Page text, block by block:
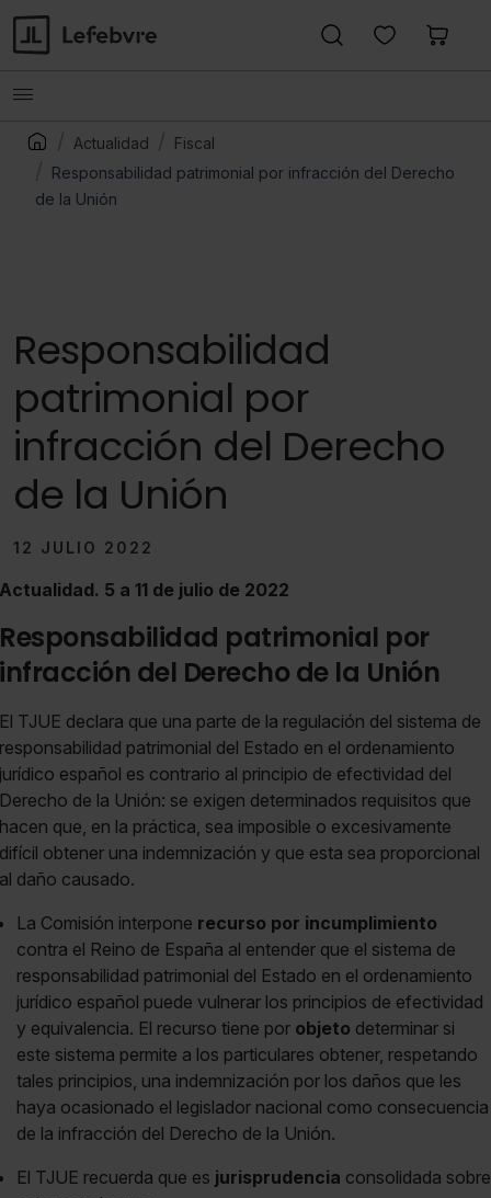
Actualidad
Fiscal
Responsabilidad patrimonial por infracción del Derecho
de la Unión
Responsabilidad
patrimonial por
infracción del Derecho
de la Unión
12 JULIO 2022
Actualidad. 5 a 11 de julio de 2022
Responsabilidad patrimonial por
infracción del Derecho de la Unión
El TJUE declara que una parte de la regulación del sistema de
responsabilidad patrimonial del Estado en el ordenamiento
jurídico español es contrario al principio de efectividad del
Derecho de la Unión: se exigen determinados requisitos que
hacen que, en la práctica, sea imposible o excesivamente
difícil obtener una indemnización y que esta sea proporcional
al daño causado.
La Comisión interpone recurso por incumplimiento
contra el Reino de España al entender que el sistema de
responsabilidad patrimonial del Estado en el ordenamiento
jurídico español puede vulnerar los principios de efectividad
y equivalencia. El recurso tiene por objeto determinar si
este sistema permite a los particulares obtener, respetando
tales principios, una indemnización por los daños que les
haya ocasionado el legislador nacional como consecuencia
de la infracción del Derecho de la Unión.
El TJUE recuerda que es jurisprudencia consolidada sobre